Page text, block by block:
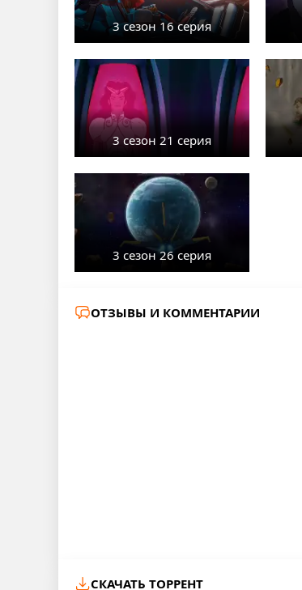
3 сезон 16 серия
3 сезон 21 серия
3 сезон 26 серия
ОТЗЫВЫ И КОММЕНТАРИИ
СКАЧАТЬ ТОРРЕНТ